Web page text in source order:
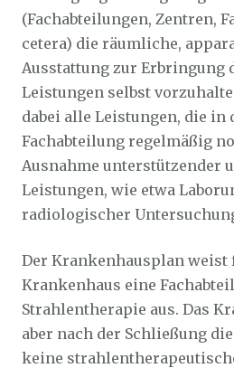
(Fachabteilungen, Zentren,
cetera) die räumliche,
Ausstattung zur Erbringung
Leistungen selbst
dabei alle Leistungen, die in
Fachabteilung regelmäßig
Ausnahme unterstützender
Leistungen, wie etwa
radiologischer
Der Krankenhausplan weist
Krankenhaus eine
Strahlentherapie aus. Das
aber nach der Schließung
keine